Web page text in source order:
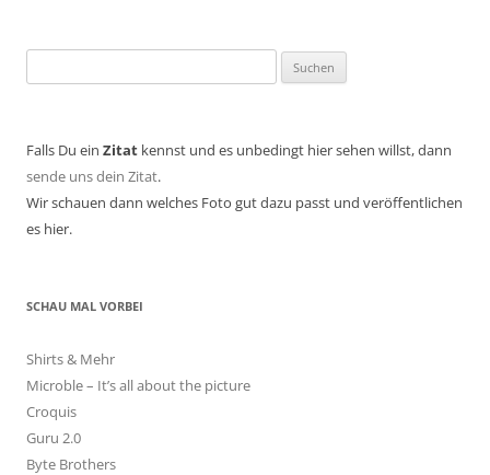
nach:
Falls Du ein Zitat kennst und es unbedingt hier sehen willst, dann
sende uns dein Zitat.
Wir schauen dann welches Foto gut dazu passt und veröffentlichen
es hier.
SCHAU MAL VORBEI
Shirts & Mehr
Microble – It’s all about the picture
Croquis
Guru 2.0
Byte Brothers